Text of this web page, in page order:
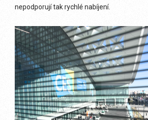
nepodporují tak rychlé nabíjení.